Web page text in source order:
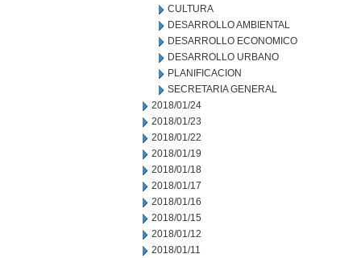
CULTURA
DESARROLLO AMBIENTAL
DESARROLLO ECONOMICO
DESARROLLO URBANO
PLANIFICACION
SECRETARIA GENERAL
2018/01/24
2018/01/23
2018/01/22
2018/01/19
2018/01/18
2018/01/17
2018/01/16
2018/01/15
2018/01/12
2018/01/11